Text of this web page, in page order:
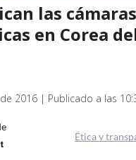
las
en Corea
2016 | Publicado a las
Ética y